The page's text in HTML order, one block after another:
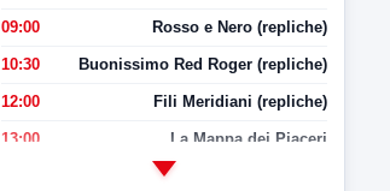
09:00 Rosso e Nero (repliche)
10:30 Buonissimo Red Roger (repliche)
12:00 Fili Meridiani (repliche)
13:00 La Mappa dei Piaceri